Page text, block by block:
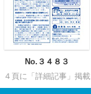
No.３４８３
４頁に「詳細記事」掲載